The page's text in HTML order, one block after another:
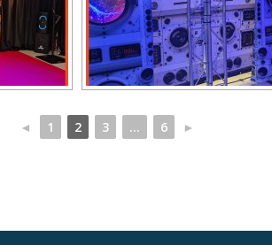
◄ 1 2 3 ... 6 ►